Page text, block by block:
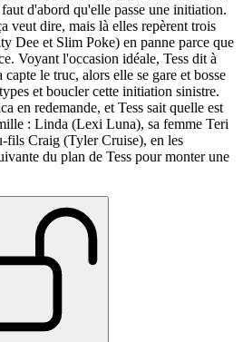
d'abord qu'elle passe une initiation.
veut dire, mais là elles repèrent trois
Dee et Slim Poke) en panne parce que
Voyant l'occasion idéale, Tess dit à
capte le truc, alors elle se gare et bosse
et boucler cette initiation sinistre.
en redemande, et Tess sait quelle est
: Linda (Lexi Luna), sa femme Teri
fils Craig (Tyler Cruise), en les
du plan de Tess pour monter une